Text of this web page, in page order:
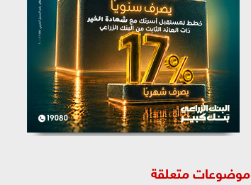
موضوعات متعلقة